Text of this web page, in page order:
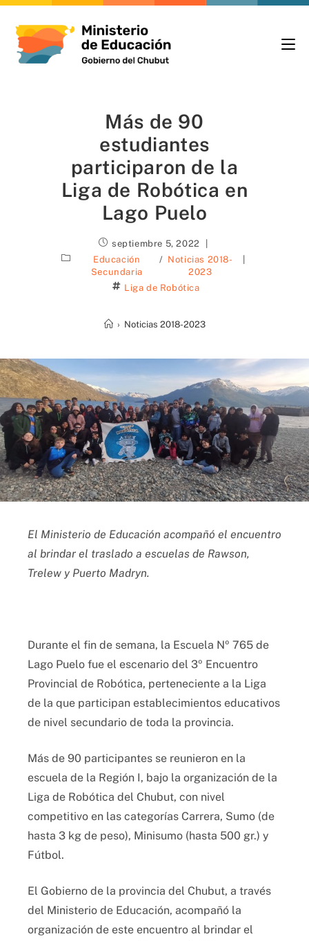
Más de 90
estudiantes
participaron de la
Liga de Robótica en
Lago Puelo
septiembre 5, 2022
Educación
Secundaria
/ Noticias 2018-
2023
Liga de Robótica
› Noticias 2018-2023
El Ministerio de Educación acompañó el encuentro
al brindar el traslado a escuelas de Rawson,
Trelew y Puerto Madryn.
Durante el fin de semana, la Escuela Nº 765 de
Lago Puelo fue el escenario del 3º Encuentro
Provincial de Robótica, perteneciente a la Liga
de la que participan establecimientos educativos
de nivel secundario de toda la provincia.
Más de 90 participantes se reunieron en la
escuela de la Región I, bajo la organización de la
Liga de Robótica del Chubut, con nivel
competitivo en las categorías Carrera, Sumo (de
hasta 3 kg de peso), Minisumo (hasta 500 gr.) y
Fútbol.
El Gobierno de la provincia del Chubut, a través
del Ministerio de Educación, acompañó la
organización de este encuentro al brindar el